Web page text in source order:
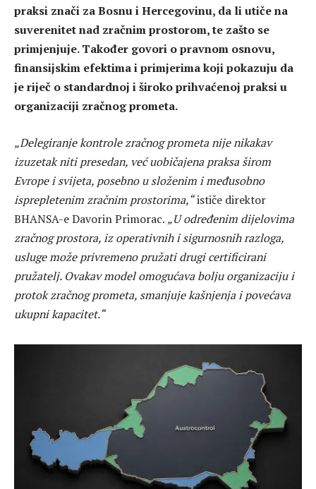
praksi znači za Bosnu i Hercegovinu, da li utiče na
suverenitet nad zračnim prostorom, te zašto se
primjenjuje. Također govori o pravnom osnovu,
finansijskim efektima i primjerima koji pokazuju da
je riječ o standardnoj i široko prihvaćenoj praksi u
organizaciji zračnog prometa.
„Delegiranje kontrole zračnog prometa nije nikakav
izuzetak niti presedan, već uobičajena praksa širom
Evrope i svijeta, posebno u složenim i međusobno
isprepletenim zračnim prostorima,“ističe direktor
BHANSA-e Davorin Primorac. „U određenim dijelovima
zračnog prostora, iz operativnih i sigurnosnih razloga,
usluge može privremeno pružati drugi certificirani
pružatelj. Ovakav model omogućava bolju organizaciju i
protok zračnog prometa, smanjuje kašnjenja i povećava
ukupni kapacitet.“